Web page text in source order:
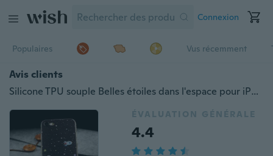
Connexion
Populaires Vus récemment
Avis clients
Silicone TPU souple Belles étoiles dans l'espace pour iPhone X 8 4 4S 5 5S SE 5C 6 6S 7 Plus Coque pour Samsung Galaxy S3 S4 S5 S6 S7 Edge S9 Plus A3 A5 J3 J5 J7 2015 2016 2017 Note 3 4 7 8 Core Prime Grand Prime Retour Coque Fundas
ÉVALUATION GÉNÉRALE
4.4